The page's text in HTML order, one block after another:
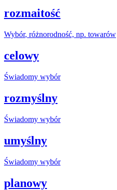
rozmaitość
Wybór, różnorodność, np. towarów
celowy
Świadomy wybór
rozmyślny
Świadomy wybór
umyślny
Świadomy wybór
planowy